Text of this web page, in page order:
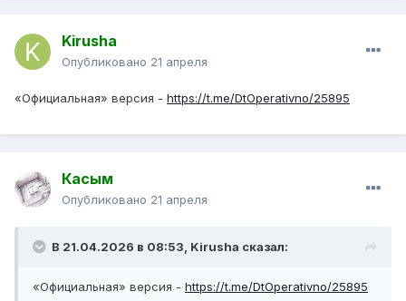
Kirusha
Опубликовано 21 апреля
«Официальная» версия - https://t.me/DtOperativno/25895
Касым
Опубликовано 21 апреля
В 21.04.2026 в 08:53, Kirusha сказал:
«Официальная» версия - https://t.me/DtOperativno/25895